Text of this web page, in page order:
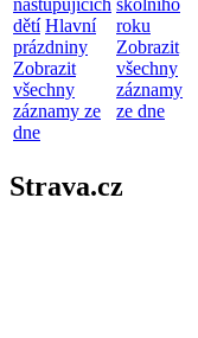
nastupujících
dětí Hlavní
prázdniny
Zobrazit
všechny
záznamy ze
dne
školního
roku
Zobrazit
všechny
záznamy
ze dne
Strava.cz